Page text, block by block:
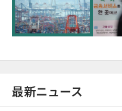
が初の1000億ドル突破
最新ニュース